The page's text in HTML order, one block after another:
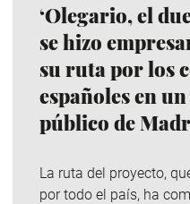
‘Olegario, el
se hizo
su ruta por los
españoles en
público de
La ruta del proyecto,
por todo el país, ha